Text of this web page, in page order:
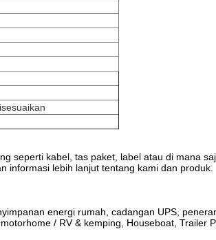
seperti kabel, tas paket, label atau di mana
informasi lebih lanjut tentang kami dan produk.
energi rumah, cadangan UPS,
/ RV & kemping, Houseboat, Trailer